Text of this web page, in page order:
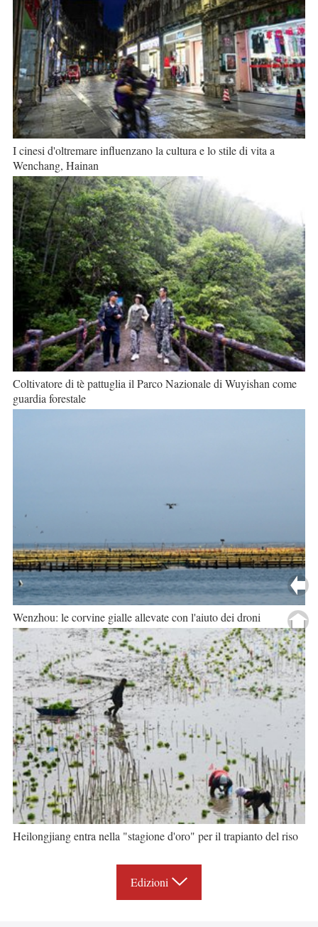
I cinesi d'oltremare influenzano la cultura e lo stile di vita a
Wenchang, Hainan
Coltivatore di tè pattuglia il Parco Nazionale di Wuyishan come
guardia forestale
Wenzhou: le corvine gialle allevate con l'aiuto dei droni
Heilongjiang entra nella "stagione d'oro" per il trapianto del riso
Edizioni